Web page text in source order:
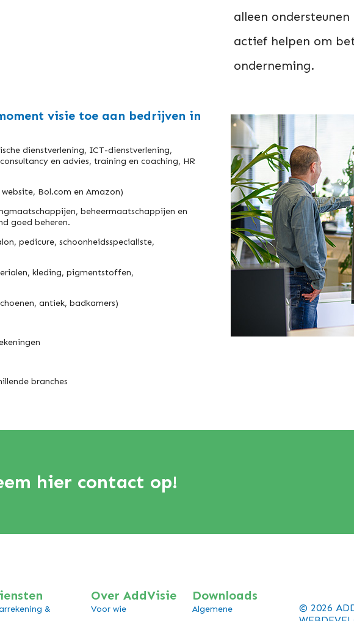
alleen
actief helpen om
onderneming.
visie toe aan bedrijven in
dienstverlening, ICT-dienstverlening,
en advies, training en coaching, HR
Bol.com en Amazon)
beheermaatschappijen en
goed beheren.
pedicure, schoonheidsspecialiste,
kleding, pigmentstoffen,
antiek, badkamers)
branches
hier contact op!
&
Over AddVisie
Voor wie
Downloads
Algemene
© 2026